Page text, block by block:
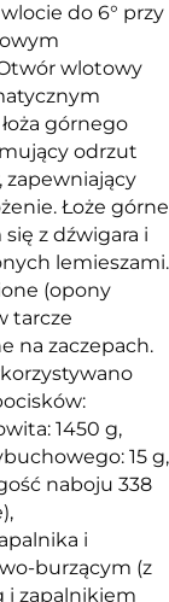
do 6° przy
wlotowy
górnego
odrzut
zapewniający
Łoże górne
z dźwigara i
lemieszami.
(opony
tarcze
na zaczepach.
1450 g,
15 g,
naboju 338
i
burzącym (z
i zapalnikiem